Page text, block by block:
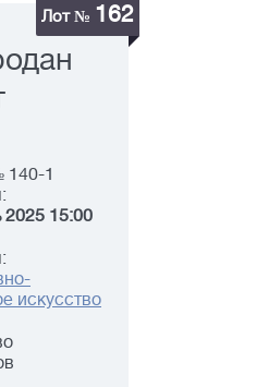
Лот № 162
140-1
15:00
искусство